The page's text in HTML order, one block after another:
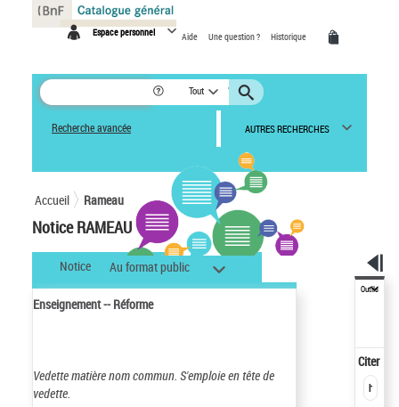
Espace personnel Aide Une question ? Historique
Tout
Recherche avancée AUTRES RECHERCHES
Accueil Rameau
Notice RAMEAU
Notice Au format public
Enseignement -- Réforme
Vedette matière nom commun. S'emploie en tête de
vedette.
Outils
Citer
Panneau de gestion des cookies